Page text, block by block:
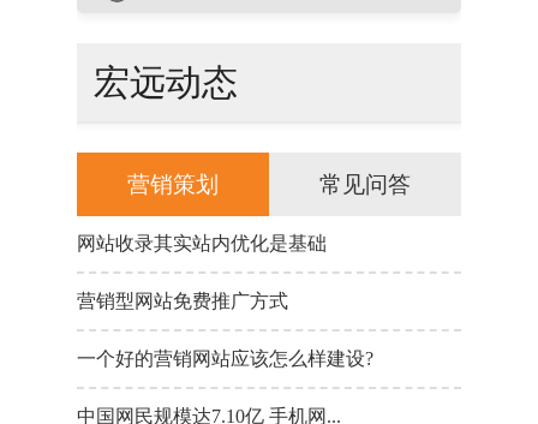
宏远动态
营销策划 常见问答
网站收录其实站内优化是基础
营销型网站免费推广方式
一个好的营销网站应该怎么样建设?
中国网民规模达7.10亿 手机网...